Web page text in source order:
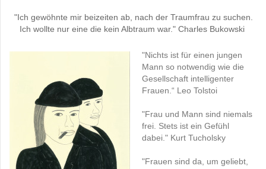
"Ich gewöhnte mir beizeiten ab, nach der Traumfrau zu suchen.
Ich wollte nur eine die kein Albtraum war." Charles Bukowski
"Nichts ist für einen jungen
Mann so notwendig wie die
Gesellschaft intelligenter
Frauen.“ Leo Tolstoi
"Frau und Mann sind niemals
frei. Stets ist ein Gefühl
dabei." Kurt Tucholsky
"Frauen sind da, um geliebt,